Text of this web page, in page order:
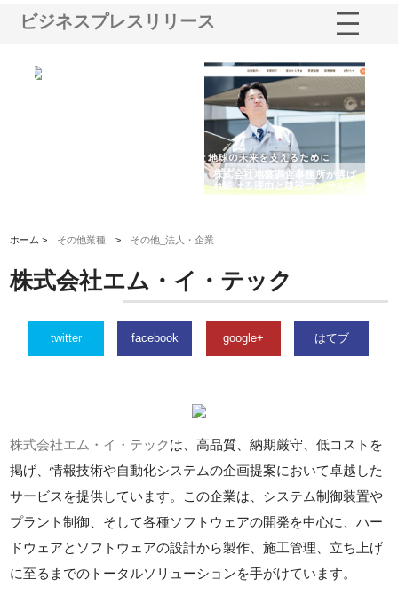
ビジネスプレスリリース
株式会社地盤調査事務所が選ば
れ続ける理由と建設コンサルの
強み
ホーム > その他業種 > その他_法人・企業
株式会社エム・イ・テック
twitter facebook google+ はてブ
株式会社エム・イ・テック は、高品質、納期厳守、低コストを
掲げ、情報技術や自動化システムの企画提案において卓越した
サービスを提供しています。この企業は、システム制御装置や
プラント制御、そして各種ソフトウェアの開発を中心に、ハー
ドウェアとソフトウェアの設計から製作、施工管理、立ち上げ
に至るまでのトータルソリューションを手がけています。